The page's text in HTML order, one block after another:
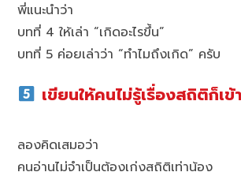
พี่แนะนำว่า
บทที่ 4 ให้เล่า “เกิดอะไรขึ้น”
บทที่ 5 ค่อยเล่าว่า “ทำไมถึงเกิด” ครับ
เขียนให้คนไม่รู้เรื่องสถิติก็เข้
ลองคิดเสมอว่า
คนอ่านไม่จำเป็นต้องเก่งสถิติเท่าน้อง